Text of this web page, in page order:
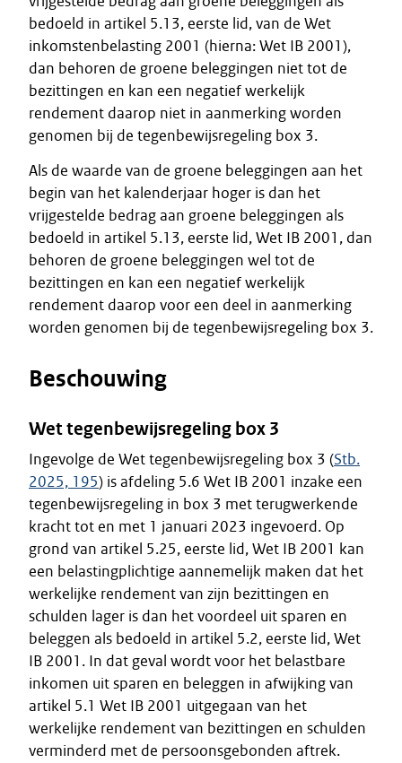
bedoeld in artikel 5.13, eerste lid, van de Wet
inkomstenbelasting 2001 (hierna: Wet IB 2001),
dan behoren de groene beleggingen niet tot de
bezittingen en kan een negatief werkelijk
rendement daarop niet in aanmerking worden
genomen bij de tegenbewijsregeling box 3.
Als de waarde van de groene beleggingen aan het
begin van het kalenderjaar hoger is dan het
vrijgestelde bedrag aan groene beleggingen als
bedoeld in artikel 5.13, eerste lid, Wet IB 2001, dan
behoren de groene beleggingen wel tot de
bezittingen en kan een negatief werkelijk
rendement daarop voor een deel in aanmerking
worden genomen bij de tegenbewijsregeling box 3.
Beschouwing
Wet tegenbewijsregeling box 3
Ingevolge de Wet tegenbewijsregeling box 3 (Stb.
2025, 195) is afdeling 5.6 Wet IB 2001 inzake een
tegenbewijsregeling in box 3 met terugwerkende
kracht tot en met 1 januari 2023 ingevoerd. Op
grond van artikel 5.25, eerste lid, Wet IB 2001 kan
een belastingplichtige aannemelijk maken dat het
werkelijke rendement van zijn bezittingen en
schulden lager is dan het voordeel uit sparen en
beleggen als bedoeld in artikel 5.2, eerste lid, Wet
IB 2001. In dat geval wordt voor het belastbare
inkomen uit sparen en beleggen in afwijking van
artikel 5.1 Wet IB 2001 uitgegaan van het
werkelijke rendement van bezittingen en schulden
verminderd met de persoonsgebonden aftrek.